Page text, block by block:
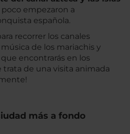
empezaron a
española.
recorrer los canales
de los mariachis y
encontrarás en los
trata de una visita animada
más a fondo